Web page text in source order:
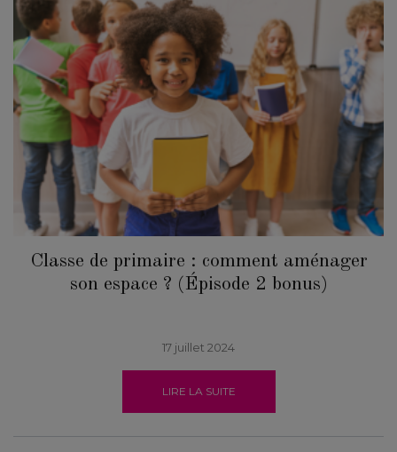
Classe de primaire : comment aménager
son espace ? (Épisode 2 bonus)
17 juillet 2024
LIRE LA SUITE